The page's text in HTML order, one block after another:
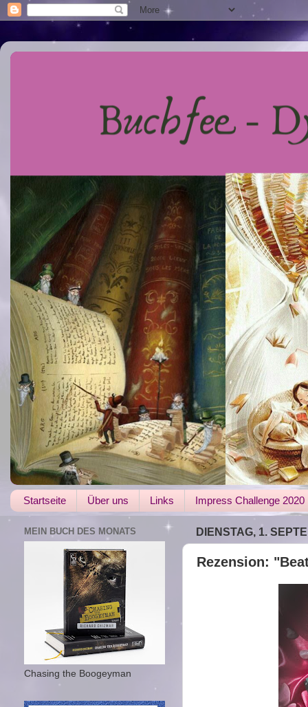
Startseite Über uns Links Impress Challenge 2020
DIENSTAG, 1.
Rezension:
MEIN BUCH DES MONATS
Chasing the Boogeyman